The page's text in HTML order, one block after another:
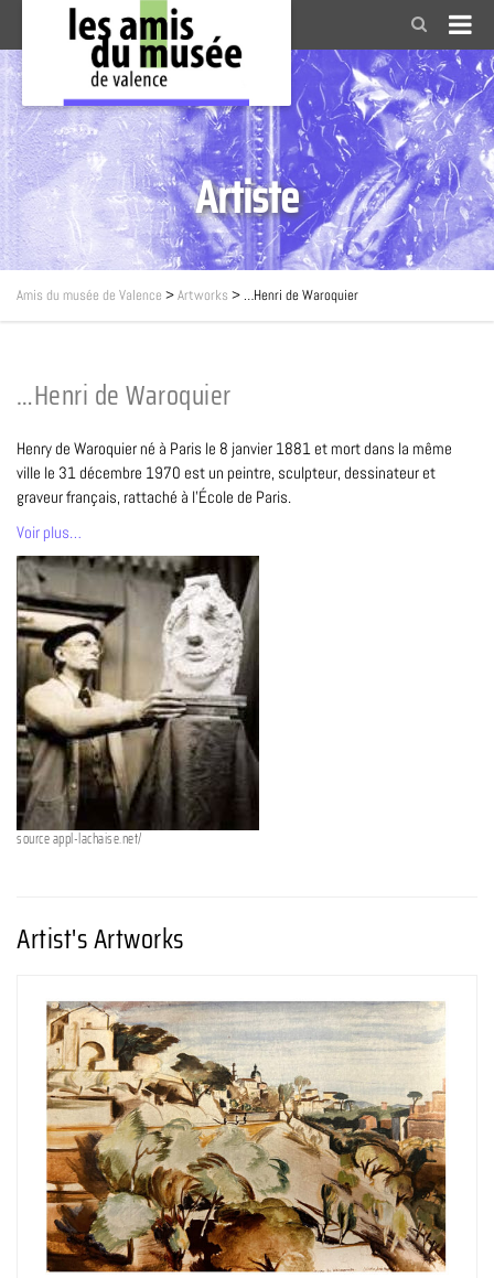
Artiste
Amis du musée de Valence >Artworks > …Henri de Waroquier
…Henri de Waroquier
Henry de Waroquier né à Paris le 8 janvier 1881 et mort dans la même
ville le 31 décembre 1970 est un peintre, sculpteur, dessinateur et
graveur français, rattaché à l’École de Paris.
Voir plus…
source appl-lachaise.net/
Artist's Artworks